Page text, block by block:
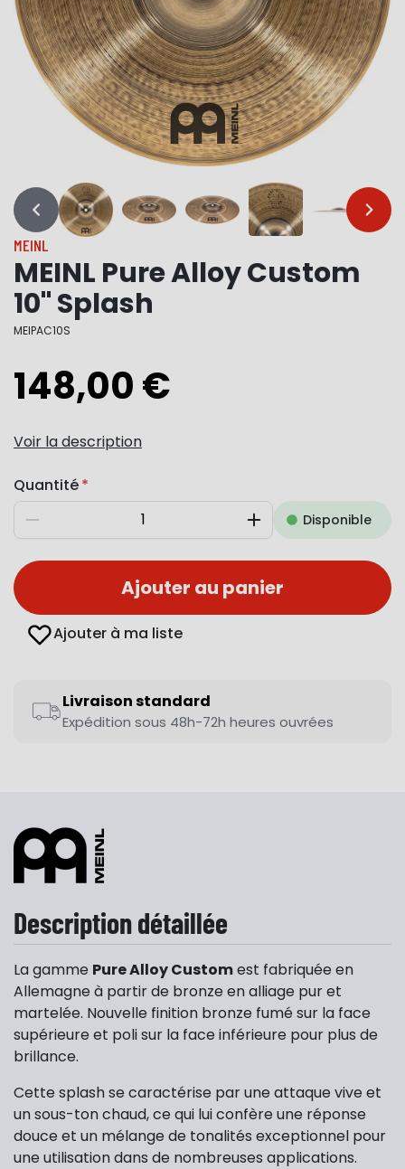
… …
MEINL
MEINL Pure Alloy Custom
10" Splash
MEIPAC10S
148,00 €
Voir la description
Quantité
Diminuer AugmenterDisponible
Ajouter au panier
Ajouter à ma liste
Livraison standard
Expédition sous 48h-72h heures ouvrées
Description détaillée
La gamme Pure Alloy Customest fabriquée en
Allemagne à partir de bronze en alliage pur et
martelée. Nouvelle finition bronze fumé sur la face
supérieure et poli sur la face inférieure pour plus de
brillance.
Cette splash se caractérise par une attaque vive et
un sous-ton chaud, ce qui lui confère une réponse
douce et un mélange de tonalités exceptionnel pour
une utilisation dans de nombreuses applications.